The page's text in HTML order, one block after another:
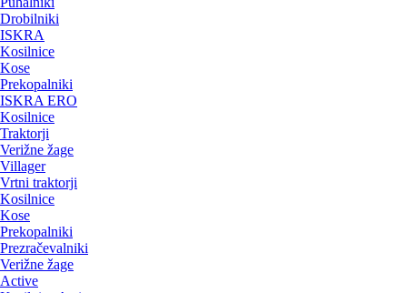
Drobilniki
ISKRA
Kosilnice
Kose
Prekopalniki
ISKRA ERO
Kosilnice
Traktorji
Verižne žage
Villager
Vrtni traktorji
Kosilnice
Kose
Prekopalniki
Prezračevalniki
Verižne žage
Active